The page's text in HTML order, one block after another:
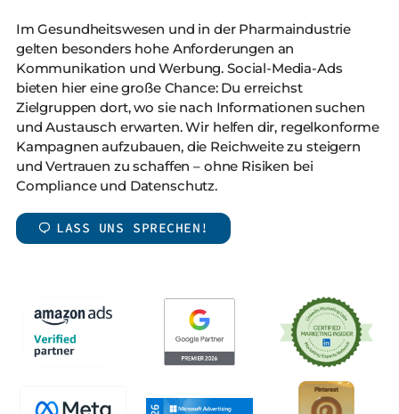
Im Gesundheitswesen und in der Pharmaindustrie
gelten besonders hohe Anforderungen an
Kommunikation und Werbung. Social-Media-Ads
bieten hier eine große Chance: Du erreichst
Zielgruppen dort, wo sie nach Informationen suchen
und Austausch erwarten. Wir helfen dir, regelkonforme
Kampagnen aufzubauen, die Reichweite zu steigern
und Vertrauen zu schaffen – ohne Risiken bei
Compliance und Datenschutz.
LASS UNS SPRECHEN!